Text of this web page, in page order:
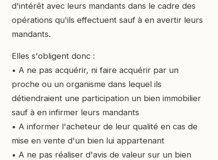
d'intérêt avec leurs mandants dans le cadre des
opérations qu'ils effectuent sauf à en avertir leurs
mandants.
Elles s'obligent donc :
• A ne pas acquérir, ni faire acquérir par un
proche ou un organisme dans lequel ils
détiendraient une participation un bien immobilier
sauf à en infirmer leurs mandants
• A informer l'acheteur de leur qualité en cas de
mise en vente d'un bien lui appartenant
• A ne pas réaliser d'avis de valeur sur un bien